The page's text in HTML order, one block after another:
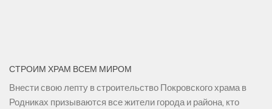
СТРОИМ ХРАМ ВСЕМ МИРОМ
Внести свою лепту в строительство Покровского храма в
Родниках призываются все жители города и района, кто